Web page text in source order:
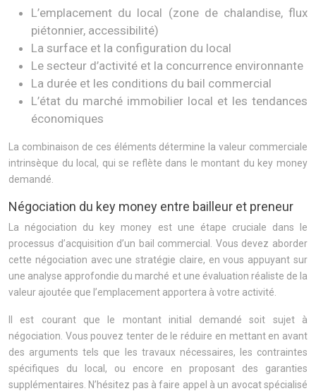
L’emplacement du local (zone de chalandise, flux
piétonnier, accessibilité)
La surface et la configuration du local
Le secteur d’activité et la concurrence environnante
La durée et les conditions du bail commercial
L’état du marché immobilier local et les tendances
économiques
La combinaison de ces éléments détermine la valeur commerciale
intrinsèque du local, qui se reflète dans le montant du key money
demandé.
Négociation du key money entre bailleur et preneur
La négociation du key money est une étape cruciale dans le
processus d’acquisition d’un bail commercial. Vous devez aborder
cette négociation avec une stratégie claire, en vous appuyant sur
une analyse approfondie du marché et une évaluation réaliste de la
valeur ajoutée que l’emplacement apportera à votre activité.
Il est courant que le montant initial demandé soit sujet à
négociation. Vous pouvez tenter de le réduire en mettant en avant
des arguments tels que les travaux nécessaires, les contraintes
spécifiques du local, ou encore en proposant des garanties
supplémentaires. N’hésitez pas à faire appel à un avocat spécialisé